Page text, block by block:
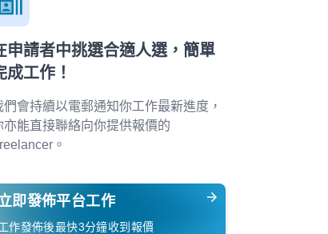
申請者中挑選合適人選，簡單
成工作！
們會持續以電郵通知你工作最新進度，
亦能直接聯絡向你提供報價的
。
即發佈平台工作
作發佈後最快3分鐘收到報價